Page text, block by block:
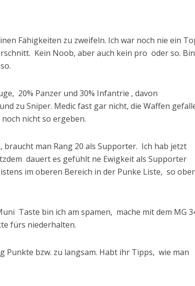
Fähigkeiten zu zweifeln. Ich war noch nie ein
Kein Noob, aber auch kein pro oder so. Bin
20% Panzer und 30% Infantrie , davon
zu Sniper. Medic fast gar nicht, die Waffen
nicht so ergeben.
braucht man Rang 20 als Supporter. Ich hab jetzt
dauert es gefühlt ne Ewigkeit als Supporter
im oberen Bereich in der Punke Liste, so
Taste bin ich am spamen, mache mit dem MG
fürs niederhalten.
Punkte bzw. zu langsam. Habt ihr Tipps, wie man